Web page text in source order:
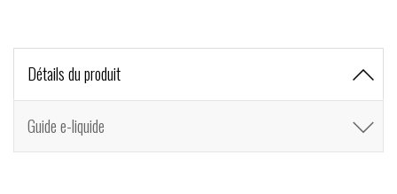
Détails du produit
Guide e-liquide